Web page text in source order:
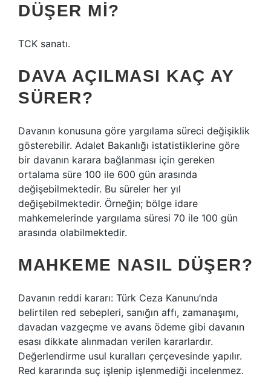
DÜŞER MI?
TCK sanatı.
DAVA AÇILMASI KAÇ AY
SÜRER?
Davanın konusuna göre yargılama süreci değişiklik
gösterebilir. Adalet Bakanlığı istatistiklerine göre
bir davanın karara bağlanması için gereken
ortalama süre 100 ile 600 gün arasında
değişebilmektedir. Bu süreler her yıl
değişebilmektedir. Örneğin; bölge idare
mahkemelerinde yargılama süresi 70 ile 100 gün
arasında olabilmektedir.
MAHKEME NASIL DÜŞER?
Davanın reddi kararı: Türk Ceza Kanunu’nda
belirtilen red sebepleri, sanığın affı, zamanaşımı,
davadan vazgeçme ve avans ödeme gibi davanın
esası dikkate alınmadan verilen kararlardır.
Değerlendirme usul kuralları çerçevesinde yapılır.
Red kararında suç işlenip işlenmediği incelenmez.